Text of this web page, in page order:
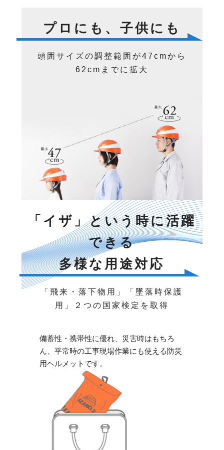
プロにも、子供にも
頭囲サイズの調整範囲が47cmから
62cmまでに拡大
「イザ」という時に活躍
できる
多様な用途対応
「飛来・落下物用」「墜落時保護
用」２つの国家検定を取得
備蓄性・携帯性に優れ、災害時はもちろ
ん、平常時の工事現場作業にも使える防災
用ヘルメットです。